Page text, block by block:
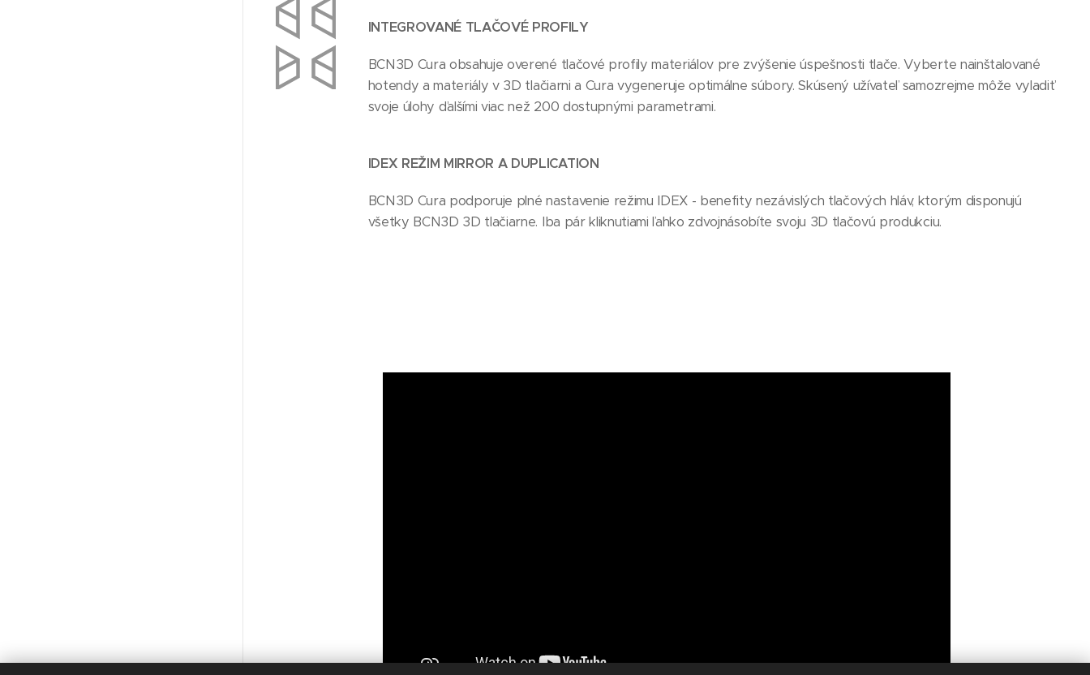
INTEGROVANÉ TLAČOVÉ PROFILY
BCN3D Cura obsahuje overené tlačové profily materiálov pre zvýšenie úspešnosti tlače. Vyberte nainštalované
hotendy a materiály v 3D tlačiarni a Cura vygeneruje optimálne súbory. Skúsený užívateľ samozrejme môže vyladiť
svoje úlohy ďalšími viac než 200 dostupnými parametrami.
IDEX REŽIM MIRROR A DUPLICATION
BCN3D Cura podporuje plné nastavenie režimu IDEX - benefity nezávislých tlačových hláv, ktorým disponujú
všetky BCN3D 3D tlačiarne. Iba pár kliknutiami ľahko zdvojnásobíte svoju 3D tlačovú produkciu.